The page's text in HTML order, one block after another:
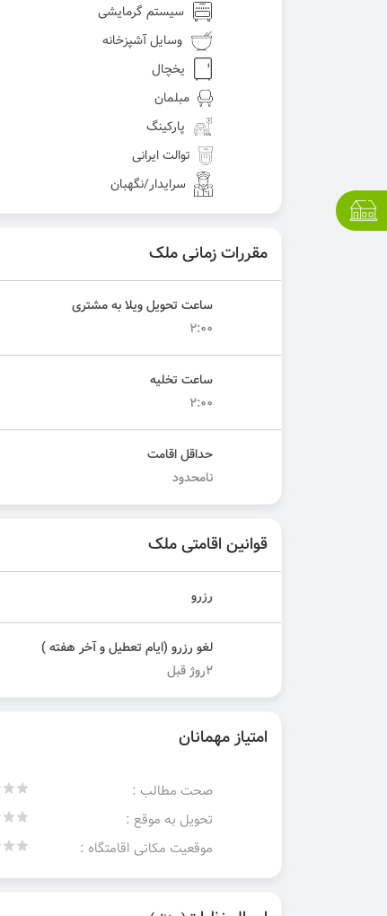
سیستم گرمایشی
وسایل آشپزخانه
یخچال
مبلمان
پارکینگ
توالت ایرانی
سرایدار/نگهبان
مقررات زمانی ملک
ساعت تحویل ویلا به مشتری
۲:۰۰
ساعت تخلیه
۲:۰۰
حداقل اقامت
نامحدود
قوانین اقامتی ملک
رزرو
لغو رزرو (ایام تعطیل و آخر هفته )
۲روژ قبل
امتیاز مهمانان
صحت مطالب :
تحویل به موقع :
موقعیت مکانی اقامتگاه :